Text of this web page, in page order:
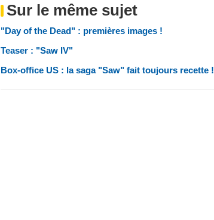
Sur le même sujet
"Day of the Dead" : premières images !
Teaser : "Saw IV"
Box-office US : la saga "Saw" fait toujours recette !